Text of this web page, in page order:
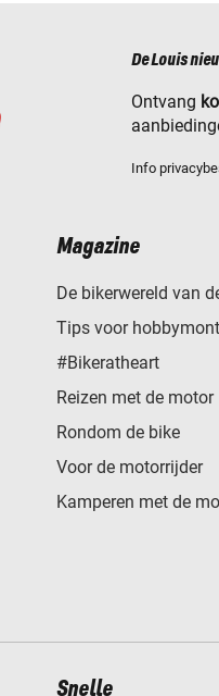
De Louis
Ontvang
Info
Magazine
De bikerwereld van
Tips voor
#Bikeratheart
Reizen met de motor
Rondom de bike
Voor de motorrijder
Kamperen met de
Snelle